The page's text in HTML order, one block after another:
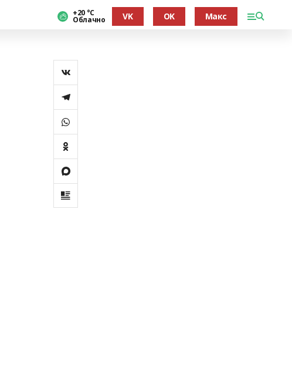
+20 °С
Облачно VK OK Макс